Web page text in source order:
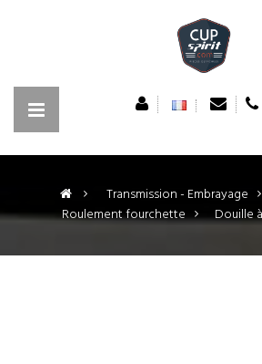
> Transmission - Embrayage >
>
Roulement fourchette > Douille